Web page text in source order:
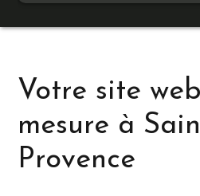
Votre site
mesure à
Provence